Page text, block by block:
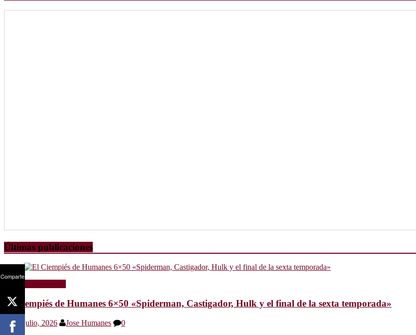
Últimas publicaciones
El Ciempiés de Humanes 6×50 «Spiderman, Castigador, Hulk y el final de la sexta temporada»
30 julio, 2026 Jose Humanes
0
Comparte